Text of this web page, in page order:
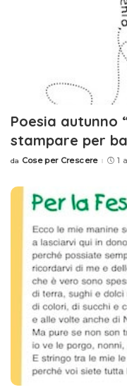
Poesia autunno
stampare per
Posted
da Cose per Crescere 1